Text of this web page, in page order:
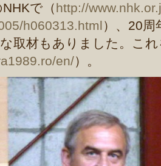
で（http://
h060313.html）、20
取材もありました。こ
en/）。